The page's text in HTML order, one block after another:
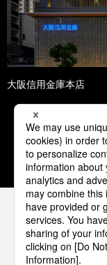
大阪信用金庫本店
1
パナソニ